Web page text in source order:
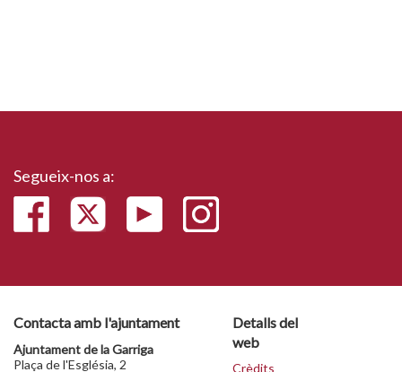
Segueix-nos a:
Contacta amb l'ajuntament
Ajuntament de la Garriga
Plaça de l'Església, 2
Detalls del
web
Crèdits